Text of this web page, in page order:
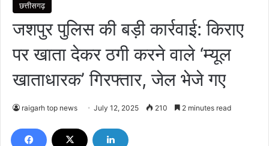
छत्तीसगढ़
जशपुर पुलिस की बड़ी कार्रवाई: किराए
पर खाता देकर ठगी करने वाले ‘म्यूल
खाताधारक’ गिरफ्तार, जेल भेजे गए
raigarh top news July 12, 2025 210 2 minutes read